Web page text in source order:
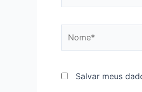
Salvar meus